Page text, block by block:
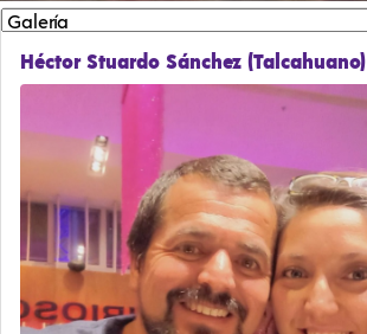
Héctor Stuardo Sánchez (Talcahuano)